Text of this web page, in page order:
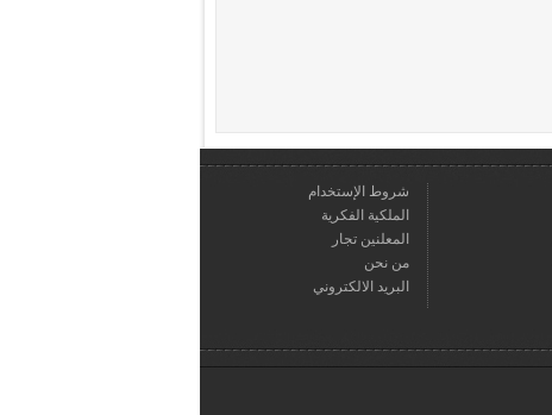
شروط الإستخدام
الملكية الفكرية
المعلنين تجار
من نحن
البريد الالكتروني